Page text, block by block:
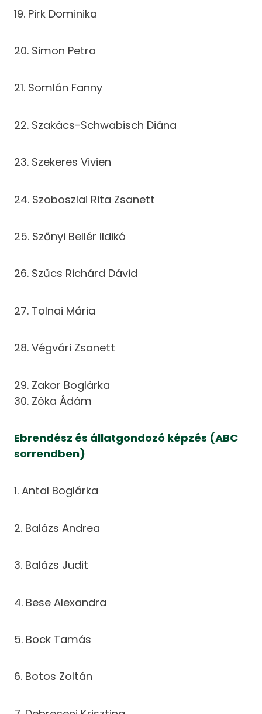
19. Pirk Dominika
20. Simon Petra
21. Somlán Fanny
22. Szakács-Schwabisch Diána
23. Szekeres Vivien
24. Szoboszlai Rita Zsanett
25. Szőnyi Bellér Ildikó
26. Szűcs Richárd Dávid
27. Tolnai Mária
28. Végvári Zsanett
29. Zakor Boglárka
30. Zóka Ádám
Ebrendész és állatgondozó képzés (ABC
sorrendben)
1. Antal Boglárka
2. Balázs Andrea
3. Balázs Judit
4. Bese Alexandra
5. Bock Tamás
6. Botos Zoltán